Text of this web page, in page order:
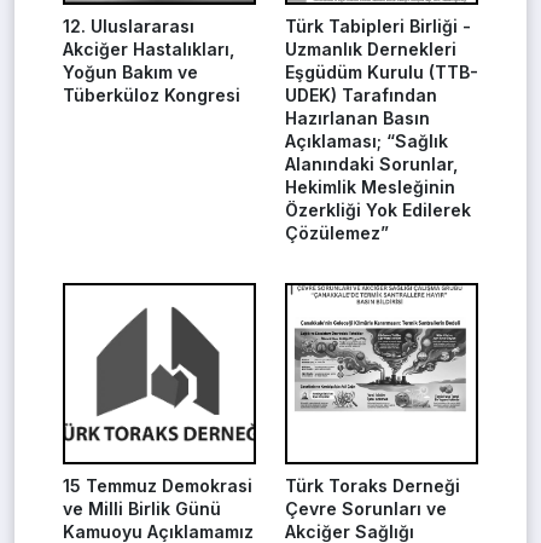
12. Uluslararası
Akciğer Hastalıkları,
Yoğun Bakım ve
Tüberküloz Kongresi
Türk Tabipleri Birliği -
Uzmanlık Dernekleri
Eşgüdüm Kurulu (TTB-
UDEK) Tarafından
Hazırlanan Basın
Açıklaması; “Sağlık
Alanındaki Sorunlar,
Hekimlik Mesleğinin
Özerkliği Yok Edilerek
Çözülemez”
15 Temmuz Demokrasi
ve Milli Birlik Günü
Kamuoyu Açıklamamız
Türk Toraks Derneği
Çevre Sorunları ve
Akciğer Sağlığı